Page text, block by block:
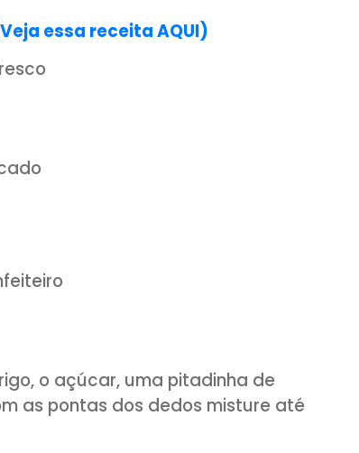
(Veja essa receita AQUI)
leite fresco